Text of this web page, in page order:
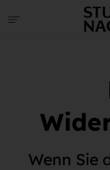
Wenn Sie